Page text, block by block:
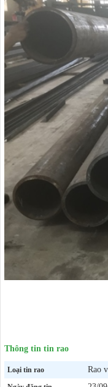
Thông tin tin rao
Loại tin rao Rao